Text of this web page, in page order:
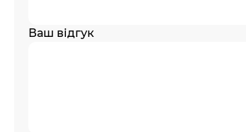
Ваш відгук